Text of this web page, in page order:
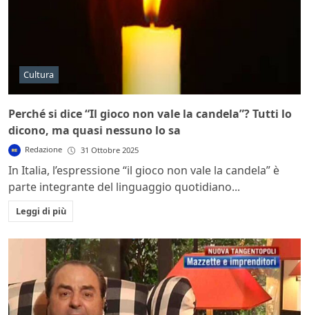
Cultura
Perché si dice “Il gioco non vale la candela”? Tutti lo
dicono, ma quasi nessuno lo sa
Redazione 31 Ottobre 2025
In Italia, l’espressione “il gioco non vale la candela” è
parte integrante del linguaggio quotidiano...
Leggi di più